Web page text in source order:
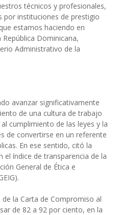
técnicos y profesionales,
por instituciones de prestigio
estamos haciendo en
Dominicana,
Administrativo de la
avanzar significativamente
de una cultura de trabajo
cumplimiento de las leyes y la
de convertirse en un referente
En ese sentido, citó la
el índice de transparencia de la
General de Ética e
la Carta de Compromiso al
de 82 a 92 por ciento, en la